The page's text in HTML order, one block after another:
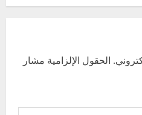
الحقول الإلزامية مشار